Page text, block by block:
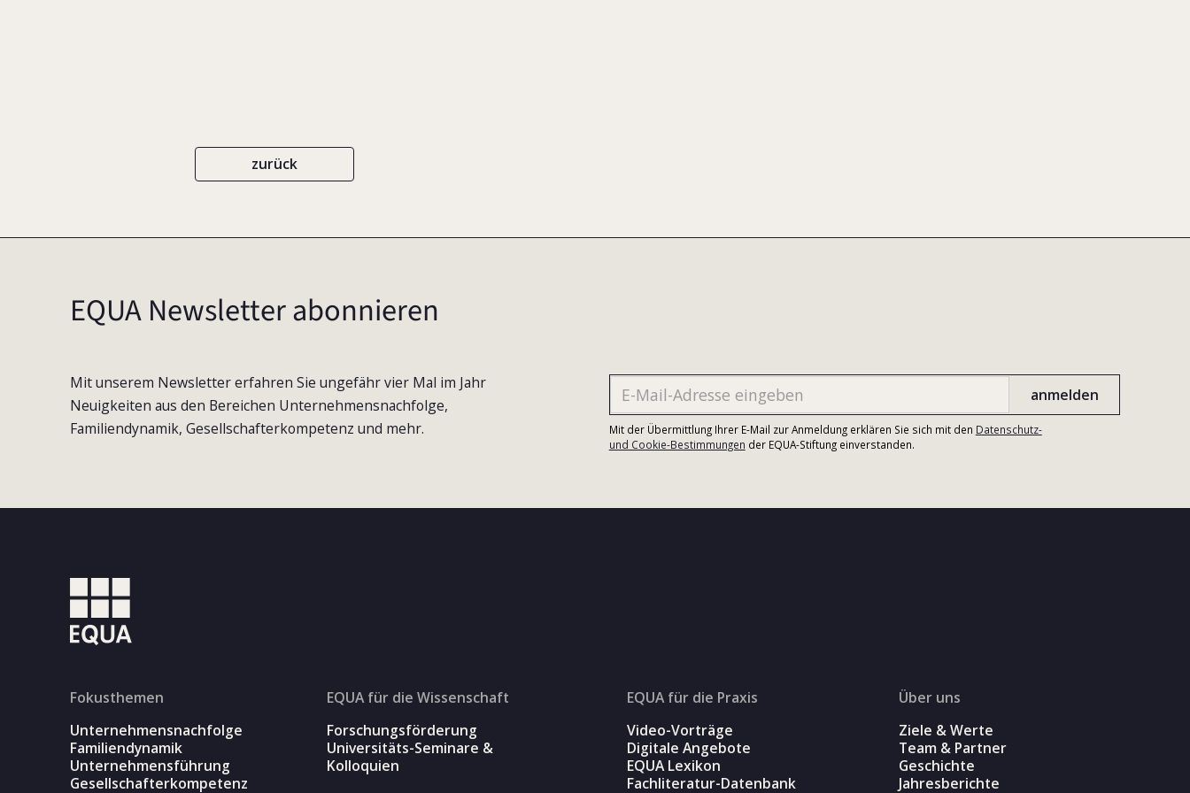
zurück
EQUA Newsletter abonnieren
Mit unserem Newsletter erfahren Sie ungefähr vier Mal im Jahr
Neuigkeiten aus den Bereichen Unternehmensnachfolge,
Familiendynamik, Gesellschafterkompetenz und mehr.
Mit der Übermittlung Ihrer E-Mail zur Anmeldung erklären Sie sich mit den Datenschutz-
und Cookie-Bestimmungen der EQUA-Stiftung einverstanden.
Fokusthemen
Unternehmensnachfolge
Familiendynamik
Unternehmensführung
Gesellschafterkompetenz
EQUA für die Wissenschaft
Forschungsförderung
Universitäts-Seminare &
Kolloquien
EQUA für die Praxis
Video-Vorträge
Digitale Angebote
EQUA Lexikon
Fachliteratur-Datenbank
Über uns
Ziele & Werte
Team & Partner
Geschichte
Jahresberichte